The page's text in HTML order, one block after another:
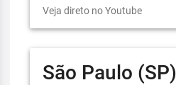
Veja direto no Youtube
São Paulo (SP)